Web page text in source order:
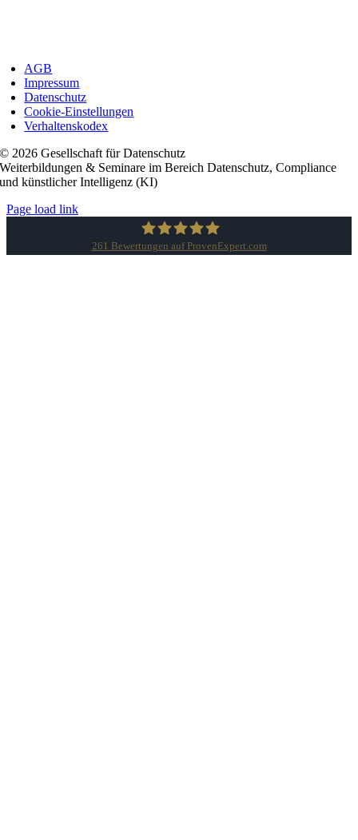
AGB
Impressum
Datenschutz
Cookie-Einstellungen
Verhaltenskodex
© 2026 Gesellschaft für Datenschutz
Weiterbildungen & Seminare im Bereich Datenschutz, Compliance
und künstlicher Intelligenz (KI)
Page load link
261 Bewertungen auf ProvenExpert.com